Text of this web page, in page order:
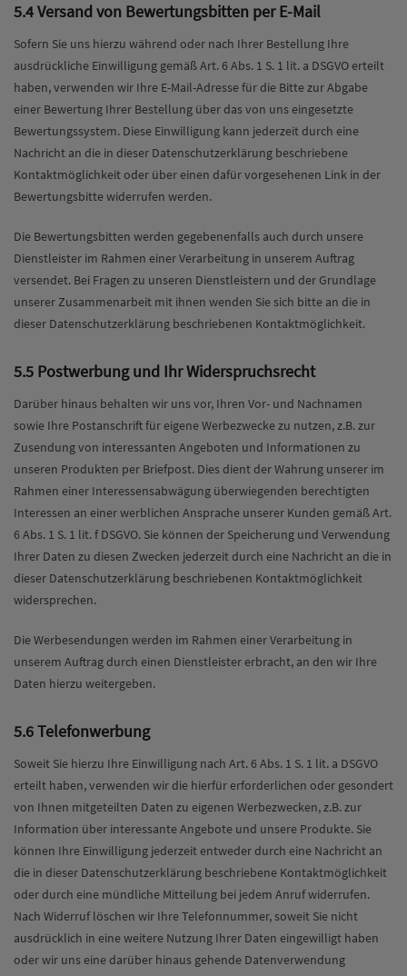
5.4 Versand von Bewertungsbitten per E-Mail
Sofern Sie uns hierzu während oder nach Ihrer Bestellung Ihre
ausdrückliche Einwilligung gemäß Art. 6 Abs. 1 S. 1 lit. a DSGVO erteilt
haben, verwenden wir Ihre E-Mail-Adresse für die Bitte zur Abgabe
einer Bewertung Ihrer Bestellung über das von uns eingesetzte
Bewertungssystem. Diese Einwilligung kann jederzeit durch eine
Nachricht an die in dieser Datenschutzerklärung beschriebene
Kontaktmöglichkeit oder über einen dafür vorgesehenen Link in der
Bewertungsbitte widerrufen werden.
Die Bewertungsbitten werden gegebenenfalls auch durch unsere
Dienstleister im Rahmen einer Verarbeitung in unserem Auftrag
versendet. Bei Fragen zu unseren Dienstleistern und der Grundlage
unserer Zusammenarbeit mit ihnen wenden Sie sich bitte an die in
dieser Datenschutzerklärung beschriebenen Kontaktmöglichkeit.
5.5 Postwerbung und Ihr Widerspruchsrecht
Darüber hinaus behalten wir uns vor, Ihren Vor- und Nachnamen
sowie Ihre Postanschrift für eigene Werbezwecke zu nutzen, z.B. zur
Zusendung von interessanten Angeboten und Informationen zu
unseren Produkten per Briefpost. Dies dient der Wahrung unserer im
Rahmen einer Interessensabwägung überwiegenden berechtigten
Interessen an einer werblichen Ansprache unserer Kunden gemäß Art.
6 Abs. 1 S. 1 lit. f DSGVO. Sie können der Speicherung und Verwendung
Ihrer Daten zu diesen Zwecken jederzeit durch eine Nachricht an die in
dieser Datenschutzerklärung beschriebenen Kontaktmöglichkeit
widersprechen.
Die Werbesendungen werden im Rahmen einer Verarbeitung in
unserem Auftrag durch einen Dienstleister erbracht, an den wir Ihre
Daten hierzu weitergeben.
5.6 Telefonwerbung
Soweit Sie hierzu Ihre Einwilligung nach Art. 6 Abs. 1 S. 1 lit. a DSGVO
erteilt haben, verwenden wir die hierfür erforderlichen oder gesondert
von Ihnen mitgeteilten Daten zu eigenen Werbezwecken, z.B. zur
Information über interessante Angebote und unsere Produkte. Sie
können Ihre Einwilligung jederzeit entweder durch eine Nachricht an
die in dieser Datenschutzerklärung beschriebene Kontaktmöglichkeit
oder durch eine mündliche Mitteilung bei jedem Anruf widerrufen.
Nach Widerruf löschen wir Ihre Telefonnummer, soweit Sie nicht
ausdrücklich in eine weitere Nutzung Ihrer Daten eingewilligt haben
oder wir uns eine darüber hinaus gehende Datenverwendung